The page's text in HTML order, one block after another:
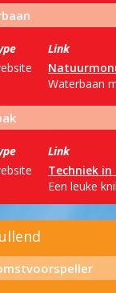
Link
Waterbaan
Link
Techniek
Een leuke